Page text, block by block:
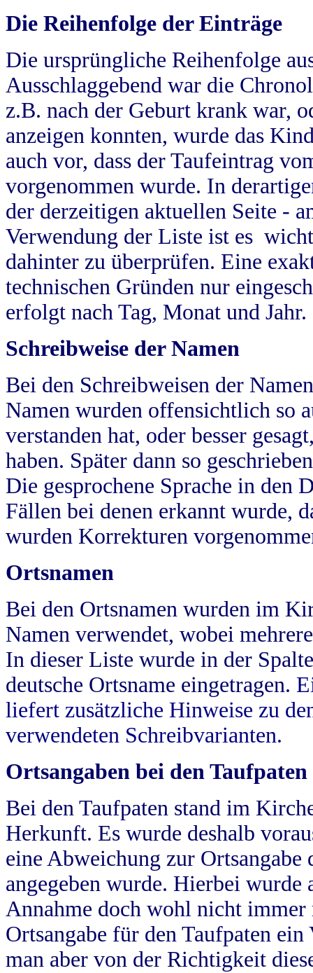
Die Reihenfolge der Einträge
Die ursprüngliche Reihenfolge
Ausschlaggebend war die
z.B. nach der Geburt krank war,
anzeigen konnten, wurde das
auch vor, dass der Taufeintrag
vorgenommen wurde. In
der derzeitigen aktuellen Seite -
Verwendung der Liste ist es
dahinter zu überprüfen. Eine
technischen Gründen nur
erfolgt nach Tag, Monat und Jahr.
Schreibweise der Namen
Bei den Schreibweisen der
Namen wurden offensichtlich so
verstanden hat, oder besser
haben. Später dann so
Die gesprochene Sprache in
Fällen bei denen erkannt wurde,
wurden Korrekturen
Ortsnamen
Bei den Ortsnamen wurden im
Namen verwendet, wobei
In dieser Liste wurde in der
deutsche Ortsname eingetragen.
liefert zusätzliche Hinweise zu
verwendeten Schreibvarianten.
Ortsangaben bei den Taufpaten
Bei den Taufpaten stand im
Herkunft. Es wurde deshalb
eine Abweichung zur
angegeben wurde. Hierbei wurde
Annahme doch wohl nicht
Ortsangabe für den Taufpaten
man aber von der Richtigkeit